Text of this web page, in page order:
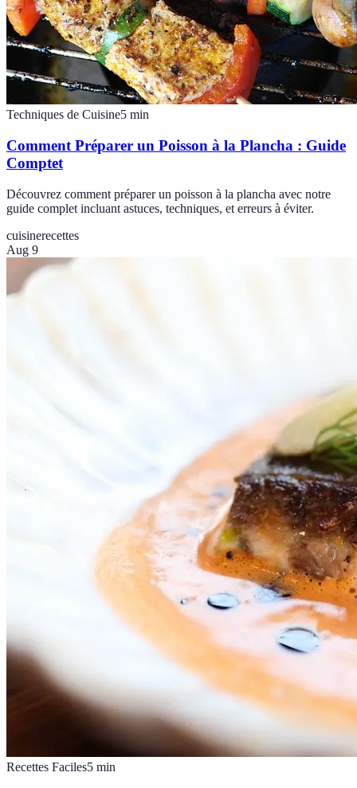
Techniques de Cuisine5 min
Comment Préparer un Poisson à la Plancha : Guide
Comptet
Découvrez comment préparer un poisson à la plancha avec notre
guide complet incluant astuces, techniques, et erreurs à éviter.
cuisinerecettes
Aug 9
Recettes Faciles5 min